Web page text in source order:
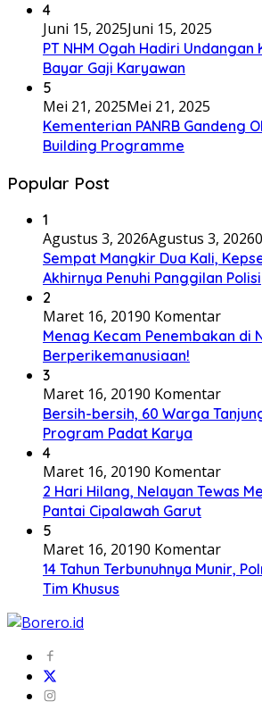
4
Juni 15, 2025Juni 15, 2025
PT NHM Ogah Hadiri Undangan
Bayar Gaji Karyawan
5
Mei 21, 2025Mei 21, 2025
Kementerian PANRB Gandeng
Building Programme
Popular Post
1
Agustus 3, 2026Agustus 3, 2026
Sempat Mangkir Dua Kali,
Akhirnya Penuhi Panggilan Polisi
2
Maret 16, 20190 Komentar
Menag Kecam Penembakan di
Berperikemanusiaan!
3
Maret 16, 20190 Komentar
Bersih-bersih, 60 Warga
Program Padat Karya
4
Maret 16, 20190 Komentar
2 Hari Hilang, Nelayan Tewas
Pantai Cipalawah Garut
5
Maret 16, 20190 Komentar
14 Tahun Terbunuhnya Munir,
Tim Khusus